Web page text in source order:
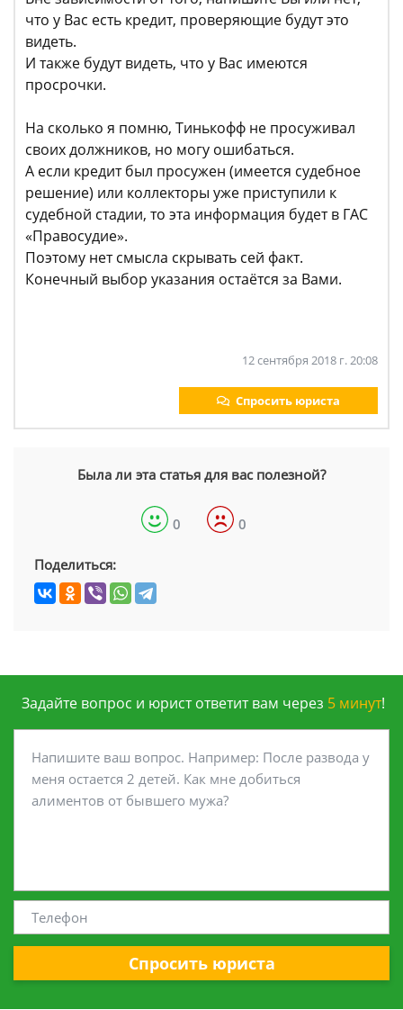
что у Вас есть кредит, проверяющие будут это
видеть.
И также будут видеть, что у Вас имеются
просрочки.
На сколько я помню, Тинькофф не просуживал
своих должников, но могу ошибаться.
А если кредит был просужен (имеется судебное
решение) или коллекторы уже приступили к
судебной стадии, то эта информация будет в ГАС
«Правосудие».
Поэтому нет смысла скрывать сей факт.
Конечный выбор указания остаётся за Вами.
12 сентября 2018 г. 20:08
Спросить юриста
Была ли эта статья для вас полезной?
0 0
Поделиться:
Задайте вопрос и юрист ответит вам через 5 минут!
Спросить юриста